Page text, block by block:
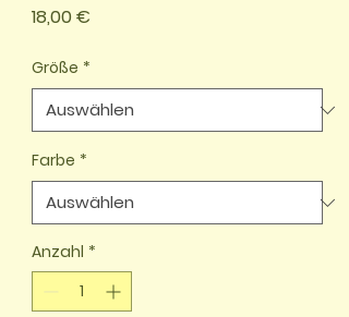
18,00 €
Größe *
Farbe *
Anzahl *